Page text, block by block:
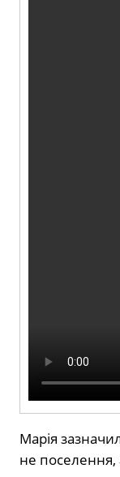
Марія
не